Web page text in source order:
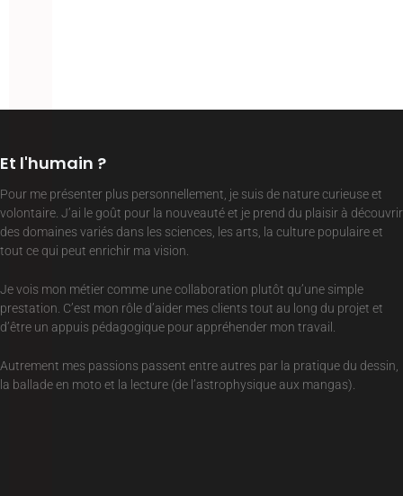
Et l'humain ?
Pour me présenter plus personnellement, je suis de nature curieuse et
volontaire. J’ai le goût pour la nouveauté et je prend du plaisir à découvrir
des domaines variés dans les sciences, les arts, la culture populaire et
tout ce qui peut enrichir ma vision.
Je vois mon métier comme une collaboration plutôt qu’une simple
prestation. C’est mon rôle d’aider mes clients tout au long du projet et
d’être un appuis pédagogique pour appréhender mon travail.
Autrement mes passions passent entre autres par la pratique du dessin,
la ballade en moto et la lecture (de l’astrophysique aux mangas).